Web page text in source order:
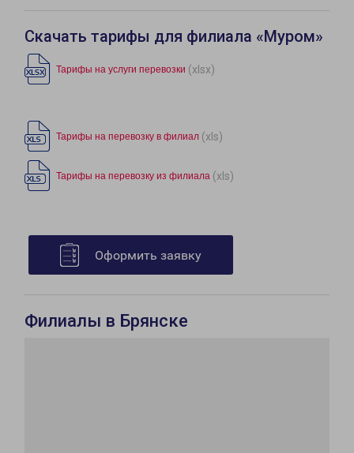
Скачать тарифы для филиала «Муром»
Тарифы на услуги перевозки (xlsx)
Тарифы на перевозку в филиал (xls)
Тарифы на перевозку из филиала (xls)
Оформить заявку
Филиалы в Брянске